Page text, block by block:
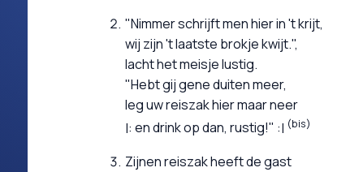
"Nimmer schrijft men hier in 't krijt,
wij zijn 't laatste brokje kwijt.",
lacht het meisje lustig.
"Hebt gij gene duiten meer,
leg uw reiszak hier maar neer
en drink op dan, rustig!"
(bis)
Zijnen reiszak heeft de gast